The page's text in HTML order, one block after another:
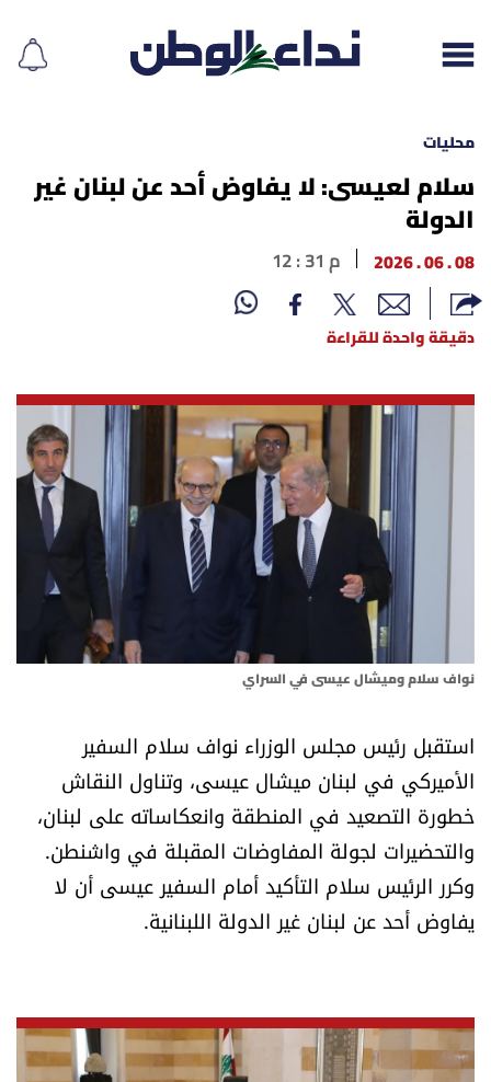
إقرأ الجريدة
لبنان
الغلاف
نداء اليوم
محليات
أسرار
متفرقات
نداء القرّاء
خاص الموقع
كتّابنا
تحت المجهر
آراء
اقتصاد
الصحافة الإسرائيلية
محليات
سلام لعيسى: لا يفاوض أحد عن لبنان غير
الدولة
08 . 06 . 2026 12 : 31 م
دقيقة واحدة للقراءة
نواف سلام وميشال عيسى في السراي
استقبل رئيس مجلس الوزراء نواف سلام السفير
الأميركي في لبنان ميشال عيسى، وتناول النقاش
خطورة التصعيد في المنطقة وانعكاساته على لبنان،
والتحضيرات لجولة المفاوضات المقبلة في واشنطن.
وكرر الرئيس سلام التأكيد أمام السفير عيسى أن لا
يفاوض أحد عن لبنان غير الدولة اللبنانية.